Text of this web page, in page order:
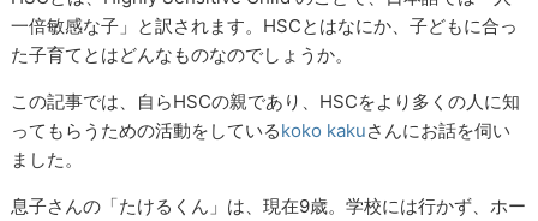
一倍敏感な子」と訳されます。HSCとはなにか、子どもに合っ
た子育てとはどんなものなのでしょうか。
この記事では、自らHSCの親であり、HSCをより多くの人に知
ってもらうための活動をしているkoko kakuさんにお話を伺い
ました。
息子さんの「たけるくん」は、現在9歳。学校には行かず、ホー